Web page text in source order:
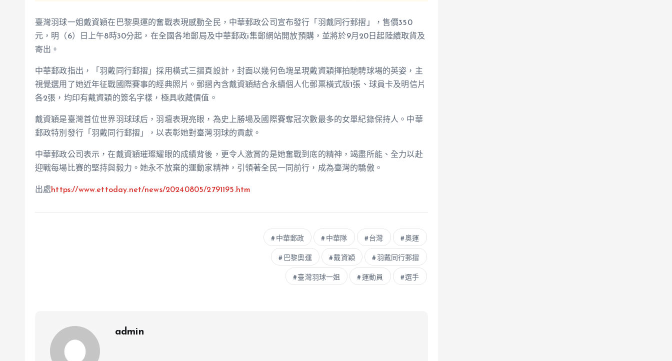
臺灣羽球一姐戴資穎在巴黎奧運的奮戰表現感動全民，中華郵政公司宣布發行「羽戴同行郵摺」，售價350
元，明（6）日上午8時30分起，在全國各地郵局及中華郵政i集郵網站開放預購，並將於9月20日起陸續取貨及
寄出。
中華郵政指出，「羽戴同行郵摺」採用橫式三摺頁設計，封面以幾何色塊呈現戴資穎揮拍馳騁球場的英姿，主
視覺選用了她近年征戰國際賽事的經典照片。郵摺內含戴資穎結合永續個人化郵票橫式版1張、球員卡及明信片
各2張，均印有戴資穎的簽名字樣，極具收藏價值。
戴資穎是臺灣首位世界羽球球后，羽壇表現亮眼，為史上勝場及國際賽奪冠次數最多的女單紀錄保持人。中華
郵政特別發行「羽戴同行郵摺」，以表彰她對臺灣羽球的貢獻。
中華郵政公司表示，在戴資穎璀璨耀眼的成績背後，更令人激賞的是她奮戰到底的精神，竭盡所能、全力以赴
迎戰每場比賽的堅持與毅力。她永不放棄的運動家精神，引領著全民一同前行，成為臺灣的驕傲。
出處https://www.ettoday.net/news/20240805/2791195.htm
中華郵政 中華隊 台灣 奧運
巴黎奧運 戴資穎 羽戴同行郵摺
臺灣羽球一姐 運動員 選手
admin